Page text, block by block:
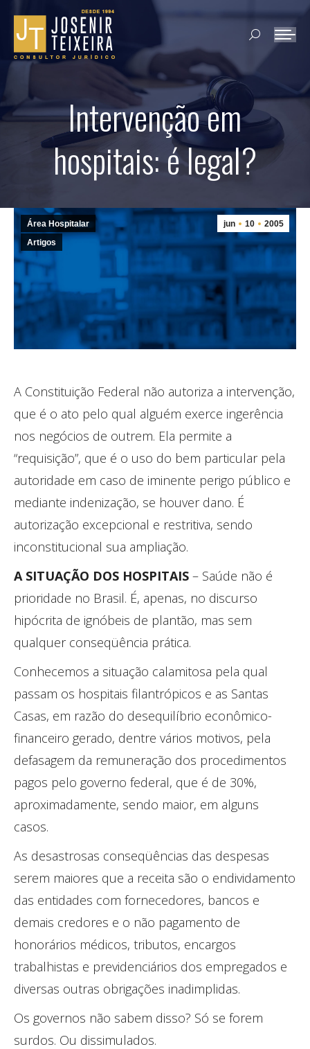
Search:
Intervenção em
hospitais: é legal?
jun 10 2005
Área Hospitalar
Artigos
A Constituição Federal não autoriza a intervenção,
que é o ato pelo qual alguém exerce ingerência
nos negócios de outrem. Ela permite a
“requisição”, que é o uso do bem particular pela
autoridade em caso de iminente perigo público e
mediante indenização, se houver dano. É
autorização excepcional e restritiva, sendo
inconstitucional sua ampliação.
A SITUAÇÃO DOS HOSPITAIS – Saúde não é
prioridade no Brasil. É, apenas, no discurso
hipócrita de ignóbeis de plantão, mas sem
qualquer conseqüência prática.
Conhecemos a situação calamitosa pela qual
passam os hospitais filantrópicos e as Santas
Casas, em razão do desequilíbrio econômico-
financeiro gerado, dentre vários motivos, pela
defasagem da remuneração dos procedimentos
pagos pelo governo federal, que é de 30%,
aproximadamente, sendo maior, em alguns
casos.
As desastrosas conseqüências das despesas
serem maiores que a receita são o endividamento
das entidades com fornecedores, bancos e
demais credores e o não pagamento de
honorários médicos, tributos, encargos
trabalhistas e previdenciários dos empregados e
diversas outras obrigações inadimplidas.
Os governos não sabem disso? Só se forem
surdos. Ou dissimulados.